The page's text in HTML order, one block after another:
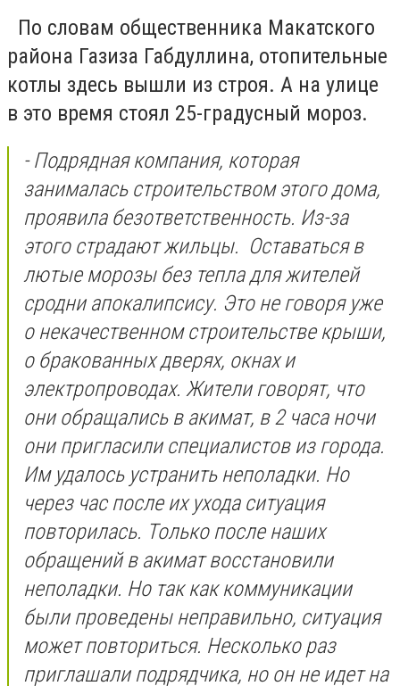
По словам общественника Макатского
района Газиза Габдуллина, отопительные
котлы здесь вышли из строя. А на улице
в это время стоял 25-градусный мороз.
- Подрядная компания, которая
занималась строительством этого дома,
проявила безответственность. Из-за
этого страдают жильцы. Оставаться в
лютые морозы без тепла для жителей
сродни апокалипсису. Это не говоря уже
о некачественном строительстве крыши,
о бракованных дверях, окнах и
электропроводах. Жители говорят, что
они обращались в акимат, в 2 часа ночи
они пригласили специалистов из города.
Им удалось устранить неполадки. Но
через час после их ухода ситуация
повторилась. Только после наших
обращений в акимат восстановили
неполадки. Но так как коммуникации
были проведены неправильно, ситуация
может повториться. Несколько раз
приглашали подрядчика, но он не идет на